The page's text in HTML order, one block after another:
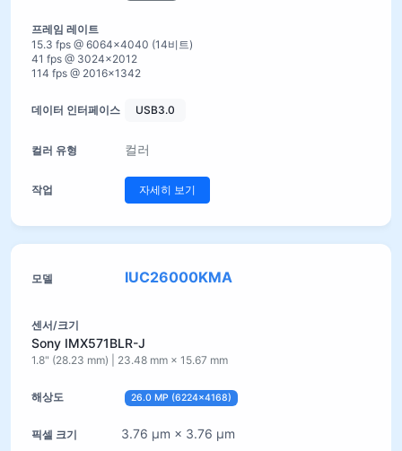
15.3 fps @ 6064×4040 (14비트)
41 fps @ 3024×2012
114 fps @ 2016×1342
USB3.0
컬러
자세히 보기
IUC26000KMA
Sony IMX571BLR-J
1.8" (28.23 mm) | 23.48 mm × 15.67 mm
26.0 MP (6224×4168)
3.76 µm × 3.76 µm